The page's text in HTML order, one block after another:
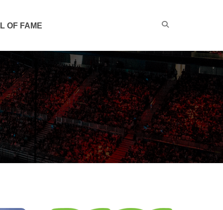
OF FAME